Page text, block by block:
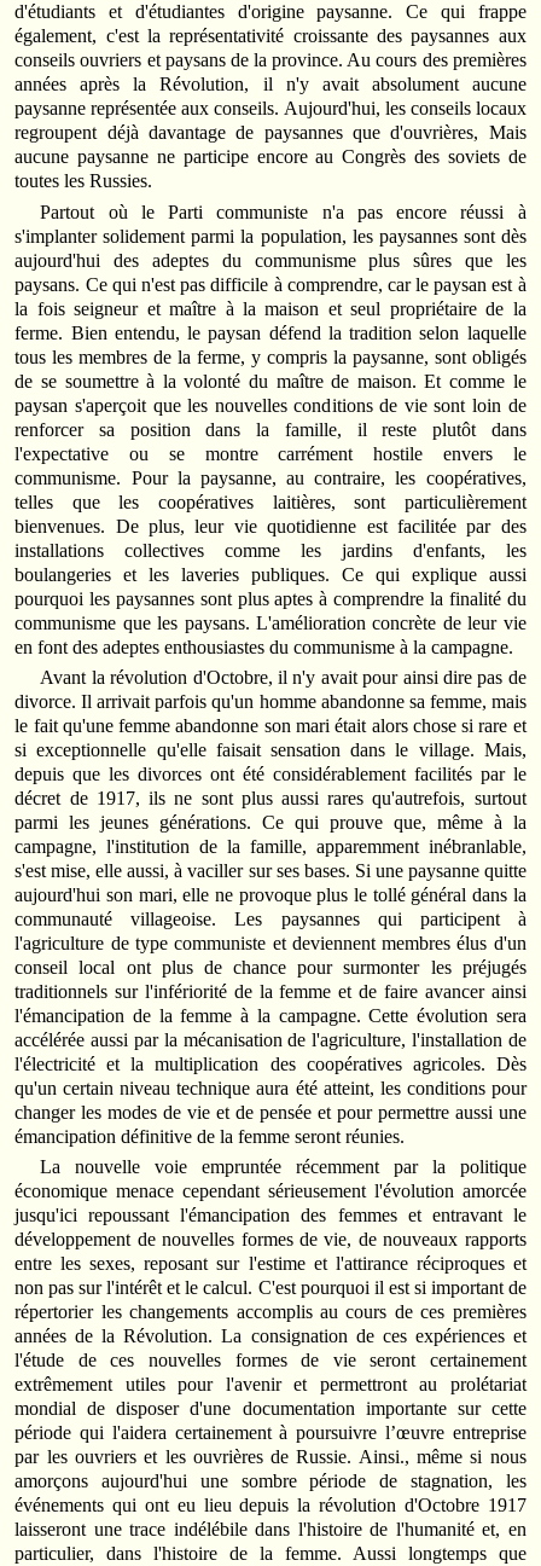
d'étudiants et d'étudiantes d'origine paysanne. Ce qui frappe
également, c'est la représentativité croissante des paysannes aux
conseils ouvriers et paysans de la province. Au cours des premières
années après la Révolution, il n'y avait absolument aucune
paysanne représentée aux conseils. Aujourd'hui, les conseils locaux
regroupent déjà davantage de paysannes que d'ouvrières, Mais
aucune paysanne ne participe encore au Congrès des soviets de
toutes les Russies.
Partout où le Parti communiste n'a pas encore réussi à
s'implanter solidement parmi la population, les paysannes sont dès
aujourd'hui des adeptes du communisme plus sûres que les
paysans. Ce qui n'est pas difficile à comprendre, car le paysan est à
la fois seigneur et maître à la maison et seul propriétaire de la
ferme. Bien entendu, le paysan défend la tradition selon laquelle
tous les membres de la ferme, y compris la paysanne, sont obligés
de se soumettre à la volonté du maître de maison. Et comme le
paysan s'aperçoit que les nouvelles conditions de vie sont loin de
renforcer sa position dans la famille, il reste plutôt dans
l'expectative ou se montre carrément hostile envers le
communisme. Pour la paysanne, au contraire, les coopératives,
telles que les coopératives laitières, sont particulièrement
bienvenues. De plus, leur vie quotidienne est facilitée par des
installations collectives comme les jardins d'enfants, les
boulangeries et les laveries publiques. Ce qui explique aussi
pourquoi les paysannes sont plus aptes à comprendre la finalité du
communisme que les paysans. L'amélioration concrète de leur vie
en font des adeptes enthousiastes du communisme à la campagne.
Avant la révolution d'Octobre, il n'y avait pour ainsi dire pas de
divorce. Il arrivait parfois qu'un homme abandonne sa femme, mais
le fait qu'une femme abandonne son mari était alors chose si rare et
si exceptionnelle qu'elle faisait sensation dans le village. Mais,
depuis que les divorces ont été considérablement facilités par le
décret de 1917, ils ne sont plus aussi rares qu'autrefois, surtout
parmi les jeunes générations. Ce qui prouve que, même à la
campagne, l'institution de la famille, apparemment inébranlable,
s'est mise, elle aussi, à vaciller sur ses bases. Si une paysanne quitte
aujourd'hui son mari, elle ne provoque plus le tollé général dans la
communauté villageoise. Les paysannes qui participent à
l'agriculture de type communiste et deviennent membres élus d'un
conseil local ont plus de chance pour surmonter les préjugés
traditionnels sur l'infériorité de la femme et de faire avancer ainsi
l'émancipation de la femme à la campagne. Cette évolution sera
accélérée aussi par la mécanisation de l'agriculture, l'installation de
l'électricité et la multiplication des coopératives agricoles. Dès
qu'un certain niveau technique aura été atteint, les conditions pour
changer les modes de vie et de pensée et pour permettre aussi une
émancipation définitive de la femme seront réunies.
La nouvelle voie empruntée récemment par la politique
économique menace cependant sérieusement l'évolution amorcée
jusqu'ici repoussant l'émancipation des femmes et entravant le
développement de nouvelles formes de vie, de nouveaux rapports
entre les sexes, reposant sur l'estime et l'attirance réciproques et
non pas sur l'intérêt et le calcul. C'est pourquoi il est si important de
répertorier les changements accomplis au cours de ces premières
années de la Révolution. La consignation de ces expériences et
l'étude de ces nouvelles formes de vie seront certainement
extrêmement utiles pour l'avenir et permettront au prolétariat
mondial de disposer d'une documentation importante sur cette
période qui l'aidera certainement à poursuivre l’œuvre entreprise
par les ouvriers et les ouvrières de Russie. Ainsi., même si nous
amorçons aujourd'hui une sombre période de stagnation, les
événements qui ont eu lieu depuis la révolution d'Octobre 1917
laisseront une trace indélébile dans l'histoire de l'humanité et, en
particulier, dans l'histoire de la femme. Aussi longtemps que